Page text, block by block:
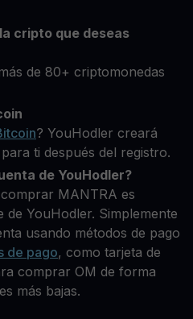
cripto que deseas
de 80+ criptomonedas
? YouHodler creará
ti después del registro.
de YouHodler?
MANTRA es
YouHodler. Simplemente
usando métodos de pago
de pago, como tarjeta de
comprar OM de forma
más bajas.